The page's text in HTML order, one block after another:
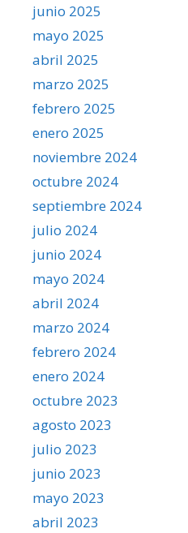
junio 2025
mayo 2025
abril 2025
marzo 2025
febrero 2025
enero 2025
noviembre 2024
octubre 2024
septiembre 2024
julio 2024
junio 2024
mayo 2024
abril 2024
marzo 2024
febrero 2024
enero 2024
octubre 2023
agosto 2023
julio 2023
junio 2023
mayo 2023
abril 2023